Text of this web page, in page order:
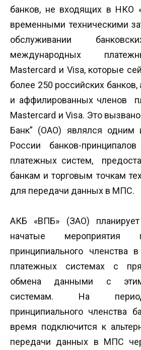
банков, не входящих в НКО
временными техническими
обслуживании
международных
Mastercard и Visa, которые
более 250 российских
и аффилированных членов
Mastercard и Visa. Это
Банк” (ОАО) являлся одним
России банков-
платежных систем,
банкам и торговым точкам
для передачи данных в МПС.
АКБ «ВПБ» (ЗАО) планирует
начатые мероприятия
принципиального членства
платежных системах с
обмена данными с
системам. На
принципиального членства
время подключится к
передачи данных в МПС